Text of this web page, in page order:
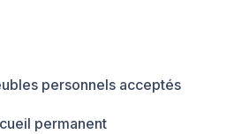
personnels acceptés
permanent